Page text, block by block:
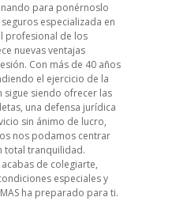
para ponérnoslo
especializada en
profesional de los
nuevas ventajas
Con más de 40 años
el ejercicio de la
sigue siendo ofrecer las
una defensa jurídica
sin ánimo de lucro,
nos podamos centrar
total tranquilidad.
de colegiarte,
especiales y
ha preparado para ti.